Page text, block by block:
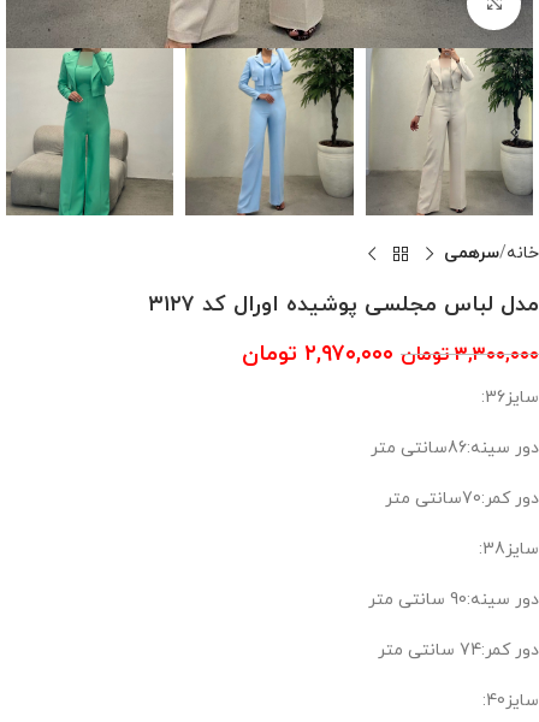
خانه سرهمی
مدل لباس مجلسی پوشیده اورال کد ۳۱۲۷
۳,۳۰۰,۰۰۰ تومان ۲,۹۷۰,۰۰۰ تومان
سایز36:
دور سینه:86سانتی متر
دور کمر:70سانتی متر
سایز38:
دور سینه:90 سانتی متر
دور کمر:74 سانتی متر
سایز40: